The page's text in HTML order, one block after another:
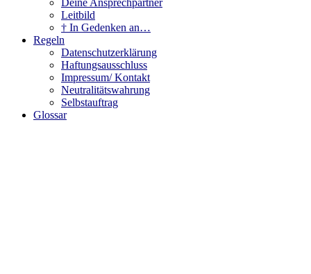
Leitbild
† In Gedenken an…
Regeln
Datenschutzerklärung
Haftungsausschluss
Impressum/ Kontakt
Neutralitätswahrung
Selbstauftrag
Glossar